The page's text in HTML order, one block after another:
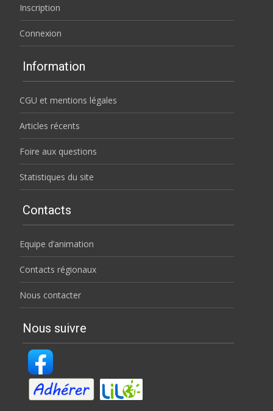
Inscription
Connexion
Information
CGU et mentions légales
Articles récents
Foire aux questions
Statistiques du site
Contacts
Equipe d’animation
Contacts régionaux
Nous contacter
Nous suivre